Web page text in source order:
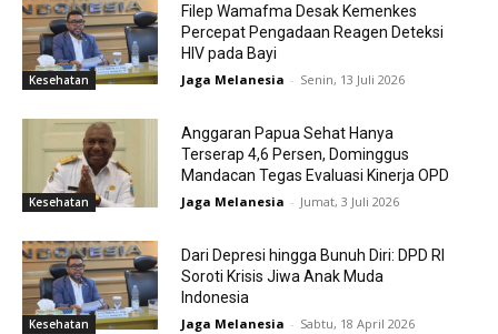
Kesehatan
Filep Wamafma Desak Kemenkes
Percepat Pengadaan Reagen Deteksi
HIV pada Bayi
Jaga Melanesia - Senin, 13 Juli 2026
Kesehatan
Anggaran Papua Sehat Hanya
Terserap 4,6 Persen, Dominggus
Mandacan Tegas Evaluasi Kinerja OPD
Jaga Melanesia - Jumat, 3 Juli 2026
Kesehatan
Dari Depresi hingga Bunuh Diri: DPD RI
Soroti Krisis Jiwa Anak Muda
Indonesia
Jaga Melanesia - Sabtu, 18 April 2026